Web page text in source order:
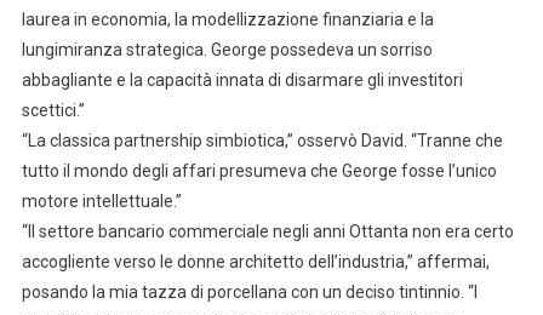
laurea in economia, la modellizzazione finanziaria e la
lungimiranza strategica. George possedeva un sorriso
abbagliante e la capacità innata di disarmare gli investitori
scettici.”
“La classica partnership simbiotica,” osservò David. “Tranne che
tutto il mondo degli affari presumeva che George fosse l’unico
motore intellettuale.”
“Il settore bancario commerciale negli anni Ottanta non era certo
accogliente verso le donne architetto dell’industria,” affermai,
posando la mia tazza di porcellana con un deciso tintinnio. “I